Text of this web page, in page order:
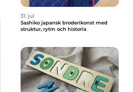
31. jul
Sashiko japansk broderikonst med
struktur, rytm och historia